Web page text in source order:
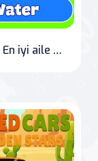
Trivia! En iyi aile bilgi yarışması